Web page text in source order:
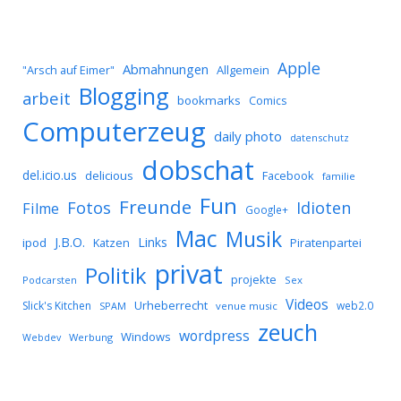
"Arsch auf Eimer" Abmahnungen Allgemein Apple
arbeit Blogging bookmarks Comics
Computerzeug daily photo datenschutz
del.icio.us delicious dobschat Facebook familie
Filme Fotos Freunde Fun Google+ Idioten
ipod J.B.O. Katzen Links Mac Musik Piratenpartei
Podcarsten Politik privat projekte Sex
Slick's Kitchen SPAM Urheberrecht venue music Videos web2.0
Webdev Werbung Windows wordpress zeuch